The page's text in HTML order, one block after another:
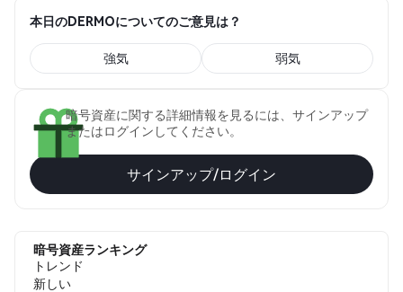
本日のDERMOについてのご意見は？
強気 弱気
暗号資産に関する詳細情報を見るには、サインアップ
またはログインしてください。
サインアップ/ログイン
暗号資産ランキング
トレンド
新しい